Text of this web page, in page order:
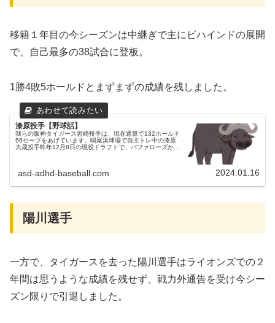
移籍１年目の今シーズンは中継ぎで主にビハインドの展開
で、自己最多の38試合に登板。
1勝4敗5ホールドとまずまずの成績を残しました。
漆原投手【野球話】
我らの阪神タイガース岩崎投手は、現在通算で132ホールド
66セーブをあげています。鳴尾浜球場で自主トレ中の漆原
大晟投手昨年12月8日の現役ドラフトで、バファローズから
asd-adhd-baseball.com 2024.01.16
陽川選手
一方で、タイガースを去った陽川選手はライオンズでの２
年間は思うような成績を残せず、戦力外通告を受け今シー
ズン限りで引退しました。